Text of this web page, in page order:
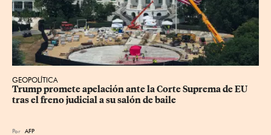
GEOPOLÍTICA
Trump promete apelación ante la Corte Suprema de EU
tras el freno judicial a su salón de baile
Por AFP